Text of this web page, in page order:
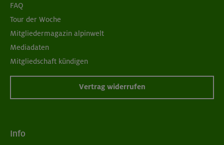
FAQ
Tour der Woche
Mitgliedermagazin alpinwelt
Mediadaten
Mitgliedschaft kündigen
Vertrag widerrufen
Info